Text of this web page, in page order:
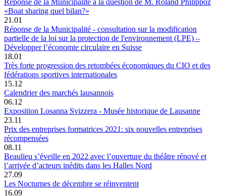
«Boat sharing quel bilan?»
21.01
Réponse de la Municipalité - consultation sur la modification
partielle de la loi sur la protection de l'environnement (LPE) –
Développer l’économie circulaire en Suisse
18.01
Très forte progression des retombées économiques du CIO et des
fédérations sportives internationales
15.12
Calendrier des marchés lausannois
06.12
Exposition Losanna Svizzera - Musée historique de Lausanne
23.11
Prix des entreprises formatrices 2021: six nouvelles entreprises
récompensées
08.11
Beaulieu s’éveille en 2022 avec l’ouverture du théâtre rénové et
l’arrivée d’acteurs inédits dans les Halles Nord
27.09
Les Nocturnes de décembre se réinventent
16.09